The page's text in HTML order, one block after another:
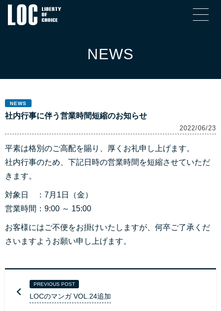
NEWS
NEWS
社内行事に伴う営業時間短縮のお知らせ
2022/06/23
平素は格別のご高配を賜り、厚くお礼申し上げます。
社内行事のため、下記日時の営業時間を短縮させていただ
きます。
対象日 ：7月1日（金）
営業時間：9:00 ～ 15:00
お客様にはご不便をお掛けいたしますが、何卒ご了承くだ
さいますようお願い申し上げます。
PREVIOUS POST
LOCのマンガ VOL.24追加